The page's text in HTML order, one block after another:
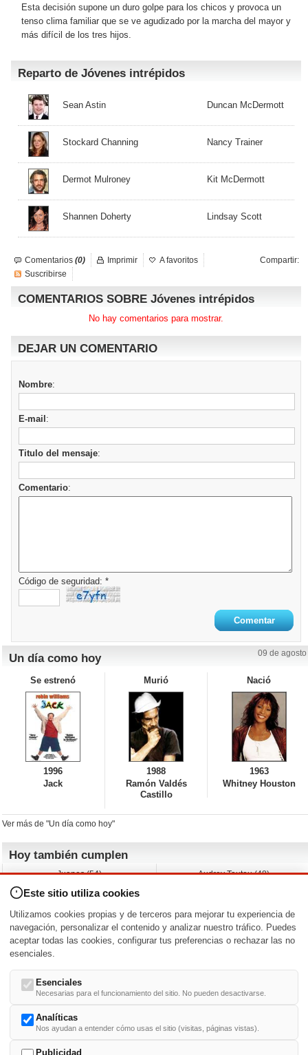
Esta decisión supone un duro golpe para los chicos y provoca un
tenso clima familiar que se ve agudizado por la marcha del mayor y
más difícil de los tres hijos.
Reparto de Jóvenes intrépidos
Sean Astin Duncan McDermott
Stockard Channing Nancy Trainer
Dermot Mulroney Kit McDermott
Shannen Doherty Lindsay Scott
Comentarios (0) Compartir:
Imprimir
A favoritos
Suscribirse
COMENTARIOS SOBRE Jóvenes intrépidos
No hay comentarios para mostrar.
DEJAR UN COMENTARIO
Nombre:
E-mail :
Titulo del mensaje:
Comentario:
Código de seguridad: *
Un día como hoy 09 de agosto
Se estrenó
1996
Jack
Murió
1988
Ramón Valdés
Castillo
Nació
1963
Whitney Houston
Ver más de "Un día como hoy"
Hoy también cumplen
Juanes (54)
Jessica Capshaw (50)
Sam Elliott (82)
Jarvis Hayes (45)
Audrey Tautou (48)
The Edge (65)
Anna Kendrick (41)
Nacimientos y estrenos en la fecha
DD/MM /
-U- V- W- X - -
Este sitio utiliza cookies
Utilizamos cookies propias y de terceros para mejorar tu experiencia de
navegación, personalizar el contenido y analizar nuestro tráfico. Puedes
aceptar todas las cookies, configurar tus preferencias o rechazar las no
esenciales.
Esenciales
Necesarias para el funcionamiento del sitio. No pueden desactivarse.
Analíticas
Nos ayudan a entender cómo usas el sitio (visitas, páginas vistas).
Publicidad